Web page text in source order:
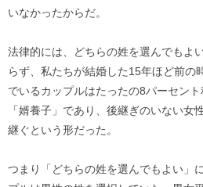
いなかったからだ。
法律的には、どちらの姓を選んでもよ
らず、私たちが結婚した15年ほど前の
でいるカップルはたったの8パーセン
「婿養子」であり、後継ぎのいない女
継ぐという形だった。
つまり「どちらの姓を選んでもよい」